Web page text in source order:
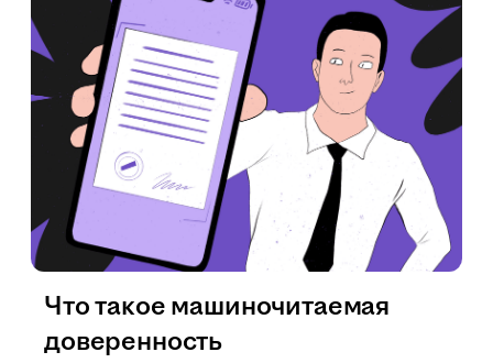
Что такое машиночитаемая
доверенность